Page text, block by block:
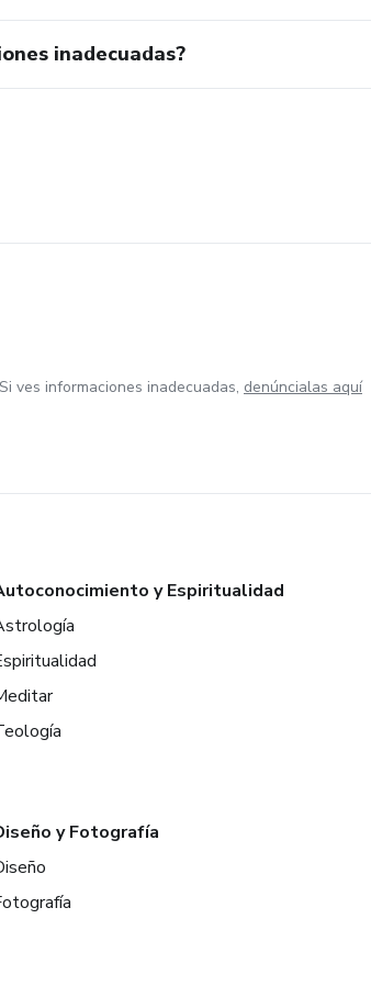
inadecuadas?
ves informaciones inadecuadas, denúncialas aquí
y Espiritualidad
y Fotografía